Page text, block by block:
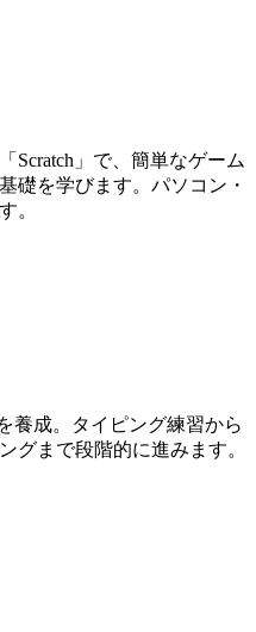
Scratch」で、簡単なゲーム
礎を学びます。パソコン・
。
養成。タイピング練習から
グまで段階的に進みます。